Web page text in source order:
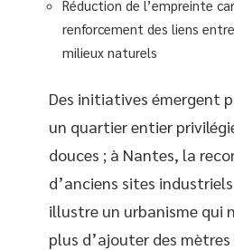
Réduction de l’empreinte
renforcement des liens
milieux naturels
Des initiatives émergent
un quartier entier
douces ; à Nantes, la
d’anciens sites
illustre un urbanisme qui
plus d’ajouter des